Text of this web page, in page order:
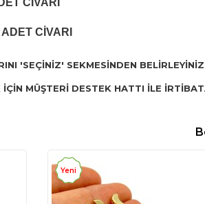
CİVARI
CİVARI
'SEÇİNİZ' SEKMESİNDEN
MÜŞTERİ DESTEK HATTI İLE
Yeni